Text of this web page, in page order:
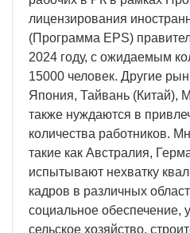
лицензирования
(Программа EPS)
2024 году, с ожидаемым
15000 человек. Другие
Япония, Тайвань (Китай),
также нуждаются в
количества работников.
такие как Австралия,
испытывают нехватку
кадров в различных
социальное обеспечение,
сельское хозяйство,